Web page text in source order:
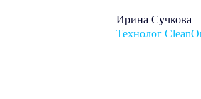
Ирина Сучкова
Технолог